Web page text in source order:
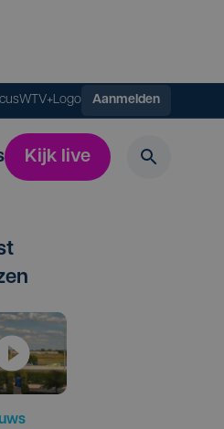
Logo Aanmelden
Kijk live